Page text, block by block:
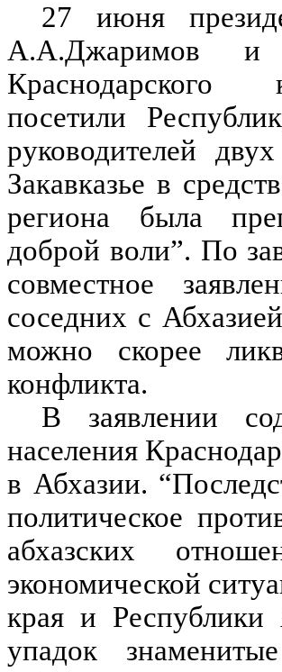
27 июня
А.А.Джаримов и
Краснодарского
посетили
руководителей
Закавказье в
региона была
доброй воли”. По
совместное
соседних с
можно скорее
конфликта.
В заявлении
населения
в Абхазии.
политическое
абхазских
экономической
края и
упадок